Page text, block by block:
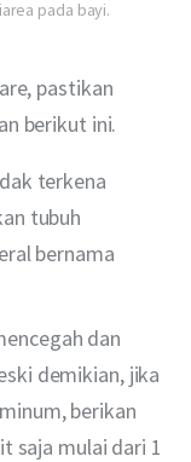
pada bayi.
pastikan
berikut ini.
terkena
tubuh
bernama
dan
demikian, jika
berikan
saja mulai dari 1